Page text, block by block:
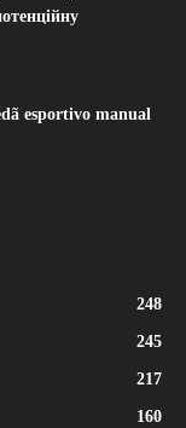
esportivo manual
248
245
217
160